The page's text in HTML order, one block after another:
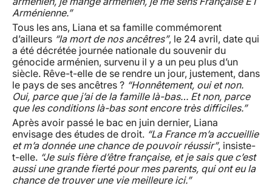
Arménienne.”
Tous les ans, Liana et sa famille commémorent
d’ailleurs “la mort de nos ancêtres”, le 24 avril, date qui
a été décrétée journée nationale du souvenir du
génocide arménien, survenu il y a un peu plus d’un
siècle. Rêve-t-elle de se rendre un jour, justement, dans
le pays de ses ancêtres ? “Honnêtement, oui et non.
Oui, parce que j’ai de la famille là-bas… Et non, parce
que les conditions là-bas sont encore très difficiles.”
Après avoir passé le bac en juin dernier, Liana
envisage des études de droit. “La France m’a accueillie
et m’a donnée une chance de pouvoir réussir”, insiste-
t-elle. “Je suis fière d’être française, et je sais que c’est
aussi une grande fierté pour mes parents, qui ont eu la
chance de trouver une vie meilleure ici.”